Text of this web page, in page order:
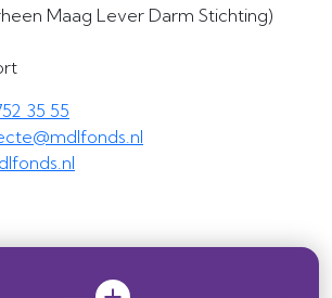
Maag Lever Darm Stichting)
35 55